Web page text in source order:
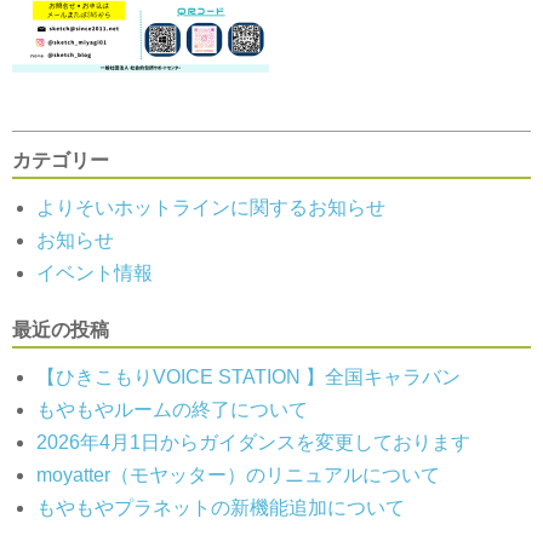
カテゴリー
よりそいホットラインに関するお知らせ
お知らせ
イベント情報
最近の投稿
【ひきこもりVOICE STATION 】全国キャラバン
もやもやルームの終了について
2026年4月1日からガイダンスを変更しております
moyatter（モヤッター）のリニュアルについて
もやもやプラネットの新機能追加について